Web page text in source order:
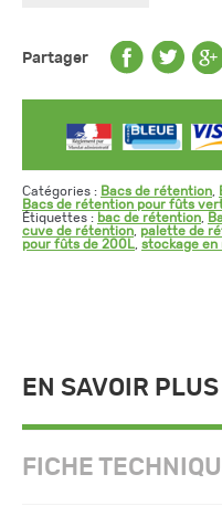
L
Partager
Catégories : Bacs de rétention
Bacs de rétention pour fûts
Étiquettes : bac de rétention
cuve de rétention palette de
pour fûts de 200L stockage
EN SAVOIR PLUS
FICHE